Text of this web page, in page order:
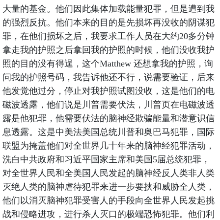
大量的基金。他们因此集体加载能量犯罪，但是遭到我
的强烈反抗。他们本来的目的是先损坏再没收的阴谋犯
罪，在他们损坏之后，我要求工作人员在大约20多分钟
拿走我的护照之后拿回我的护照的时候，他们没收我护
照的目的没有得逞，这个Matthew 还想拿我的护照，询
问我的护照号码，我告诉他还不行，说需要验证，后来
他发觉他过分，停止对我护照试图没收，这是他们的电
磁波透露，他们说是川普需要伏法，川普页在电磁波透
露是他犯罪，他需要伏法的脑神经欺骗能量和潜意识信
息透露。这是中美法美国总统川普和奥巴马犯罪，国际
联盟为掩盖他们对全世界几十年来的脑神经犯罪活动，
洗白中共政府和习近平国家主席和美国5届总统犯罪，
对全世界人民和全美国人民发起的脑神经反人类非人类
灭绝人类的脑神虐待犯罪来进一步要挟和威胁全人类，
他们以消灭脑神犯罪受害人的手段向全世界人民发起挑
战和侵略进攻，进行杀人灭口的极端恐怖犯罪。他们利